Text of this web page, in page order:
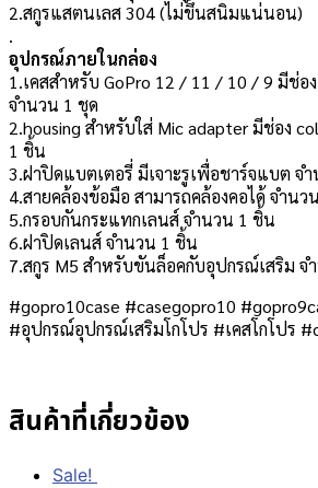
2.สกูรแสตนเลส 304 (ไม่ขึ้นสนิมแน่นอน)
.
อุปกรณ์ภายในกล่อง
1.เคสสำหรับ GoPro 12 / 11 / 10 / 9 มีช่อ
จำนวน 1 ชุด
2.housing สำหรับใส่ Mic adapter มีช่อง
1 ชิ้น
3.ฝาปิดแบตเตอรี่ มีเจาะรูเพื่อชาร์จแบต จ
4.สายคล้องข้อมือ สามารถคล้องคอได้ จำนว
5.กรอบกันกระแทกเลนส์ จำนวน 1 ชิ้น
6.ฝาปิดเลนส์ จำนวน 1 ชิ้น
7.สกูร M5 สำหรับขันล็อคกับอุปกรณ์เสริม จ
#gopro10case #casegopro10
#อุปกรณ์อุปกรณ์เสริมโกโปร #เคสโกโปร
สินค้าที่เกี่ยวข้อง
Sale!